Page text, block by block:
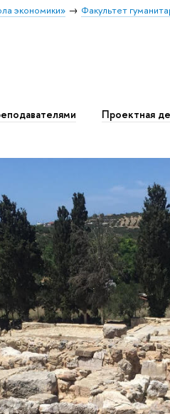
экономики» Факультет
Проектная